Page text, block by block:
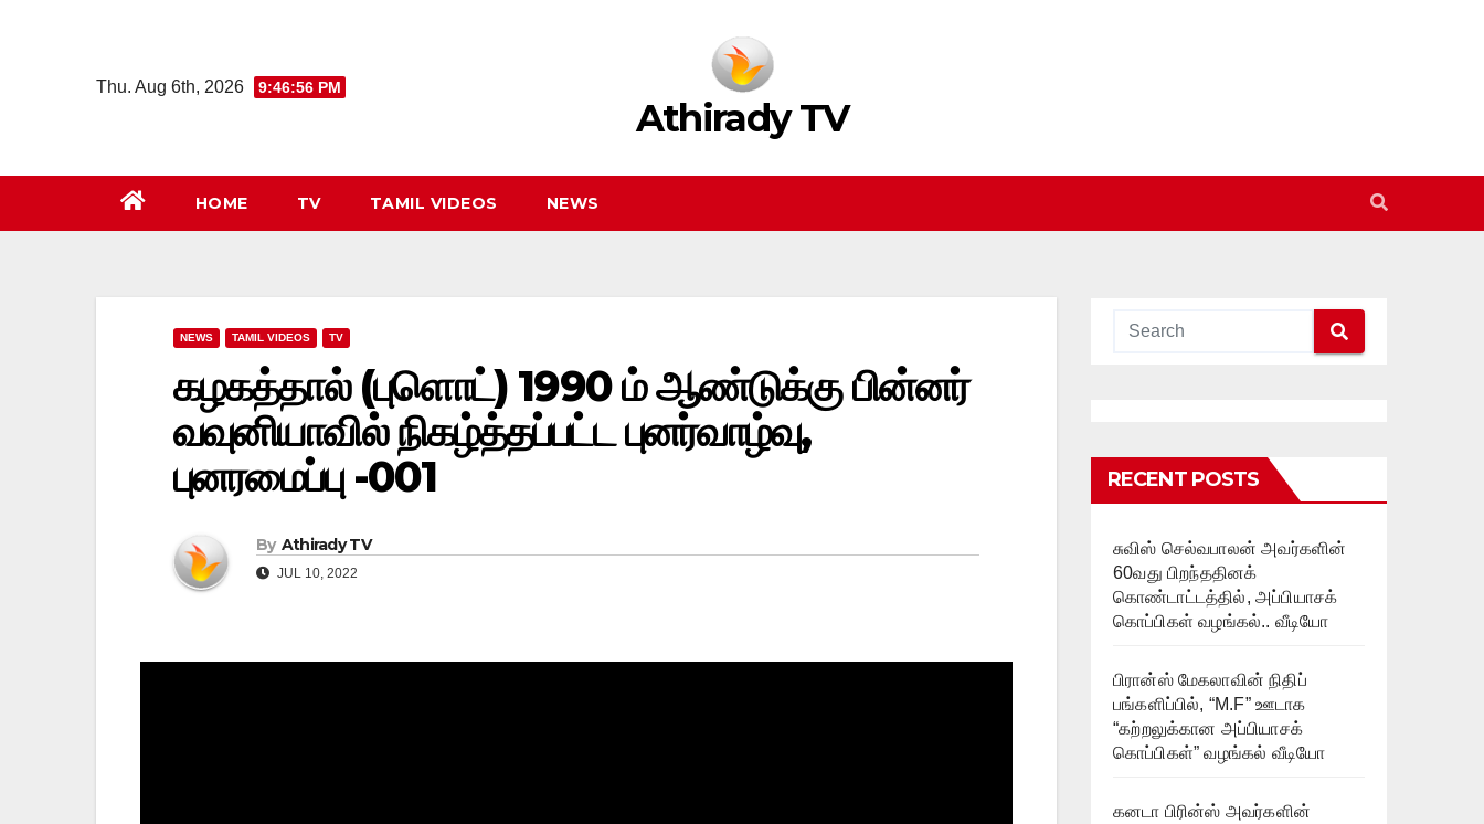
Thu. Aug 6th, 2026 9:46:56 PM
Athirady TV
HOME TV TAMIL VIDEOS NEWS
NEWS TAMIL VIDEOS TV
கழகத்தால் (புளொட்) 1990 ம் ஆண்டுக்கு பின்னர்
வவுனியாவில் நிகழ்த்தப்பட்ட புனர்வாழ்வு,
புனரமைப்பு -001
By Athirady TV
JUL 10, 2022
RECENT POSTS
சுவிஸ் செல்வபாலன் அவர்களின்
60வது பிறந்ததினக்
கொண்டாட்டத்தில், அப்பியாசக்
கொப்பிகள் வழங்கல்.. வீடியோ
பிரான்ஸ் மேகலாவின் நிதிப்
பங்களிப்பில், “M.F” ஊடாக
“கற்றலுக்கான அப்பியாசக்
கொப்பிகள்” வழங்கல் வீடியோ
கனடா பிரின்ஸ் அவர்களின்